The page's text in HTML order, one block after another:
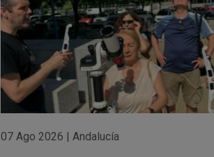
07 Ago 2026 | Andalucía